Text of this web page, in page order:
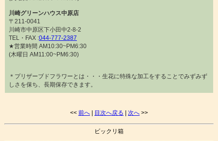
川崎グリーンハウス中原店
〒211-0041
川崎市中原区下小田中2-8-2
TEL・FAX :044-777-2387
★営業時間 AM10:30~PM6:30
(木曜日 AM11:00~PM6:30)
＊プリザーブドフラワーとは・・・生花に特殊な加工をすることでみずみず
しさを保ち、長期保存できます。
<< 前へ| 目次へ戻る 次へ>>
ビックリ箱